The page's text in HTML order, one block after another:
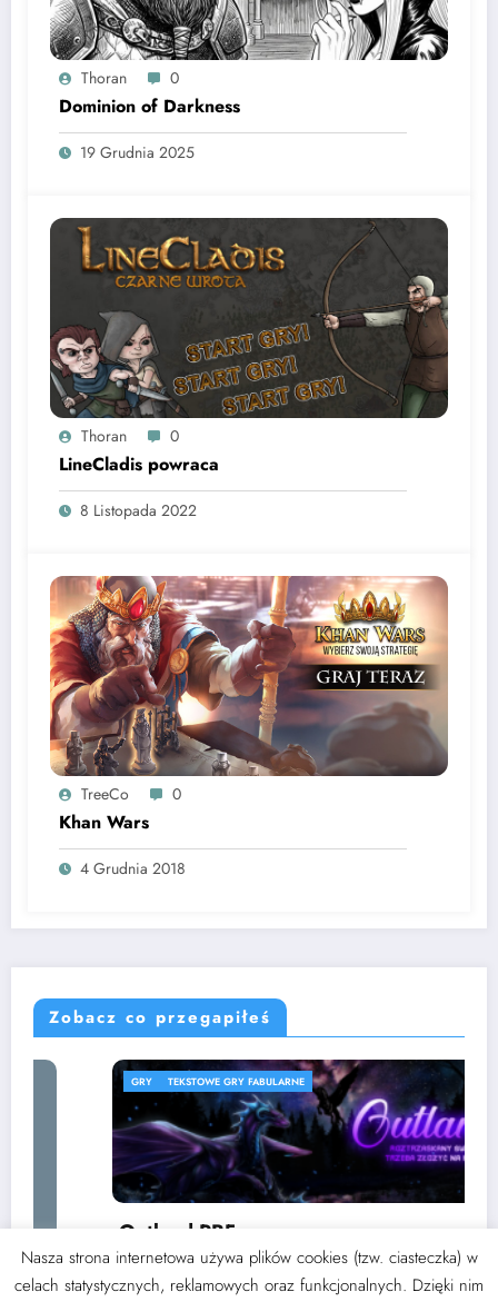
Thoran 0
Dominion of Darkness
19 Grudnia 2025
Thoran 0
LineCladis powraca
8 Listopada 2022
TreeCo 0
Khan Wars
4 Grudnia 2018
Zobacz co przegapiłeś
TEKSTOWE GRY FABULARNE
Outland PBF
3 września 2024 Thoran
Nasza strona internetowa używa plików cookies (tzw. ciasteczka) w
celach statystycznych, reklamowych oraz funkcjonalnych. Dzięki nim